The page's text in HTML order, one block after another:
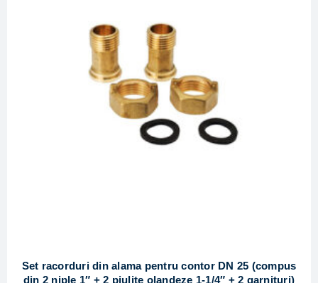
Set racorduri din alama pentru contor DN 25 (compus
din 2 niple 1″ + 2 piulite olandeze 1-1/4″ + 2 garnituri)